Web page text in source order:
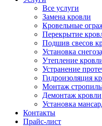
Все услуги
Замена кровли
Кровельные
Перекрытие
Подшив свесов
Установка
Утепление
Устранение
Гидроизоляция
Монтаж
Демонтаж кровли
Установка
Контакты
Прайс-лист